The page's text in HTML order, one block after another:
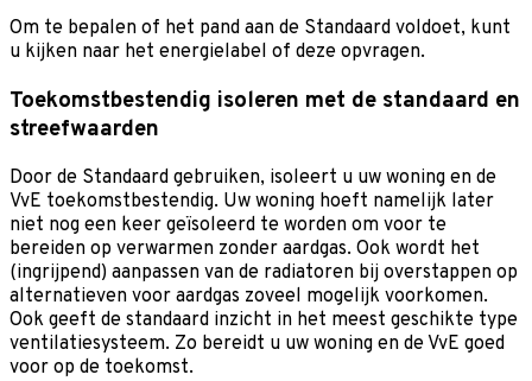
Om te bepalen of het pand aan de Standaard voldoet, kunt
u kijken naar het energielabel of deze opvragen.
Toekomstbestendig isoleren met de standaard en
streefwaarden
Door de Standaard gebruiken, isoleert u uw woning en de
VvE toekomstbestendig. Uw woning hoeft namelijk later
niet nog een keer geïsoleerd te worden om voor te
bereiden op verwarmen zonder aardgas. Ook wordt het
(ingrijpend) aanpassen van de radiatoren bij overstappen op
alternatieven voor aardgas zoveel mogelijk voorkomen.
Ook geeft de standaard inzicht in het meest geschikte type
ventilatiesysteem. Zo bereidt u uw woning en de VvE goed
voor op de toekomst.